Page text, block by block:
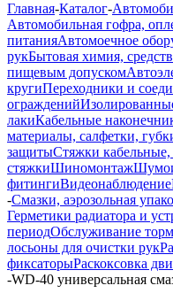
Главная-Каталог-
Автомобильная гофра,
питанияАвтомоечное
рукБытовая химия,
пищевым допуском
кругиПереходники и
ограждений
лакиКабельные
материалы, салфетки,
защитыСтяжки
стяжкиШиномонтаж
фитингиВидеонаблюдение
-Смазки, аэрозольная
Герметики радиатора и
периодОбслуживание
лосьоны для очистки рук
фиксаторыРаскоксовка
-WD-40 универсальная